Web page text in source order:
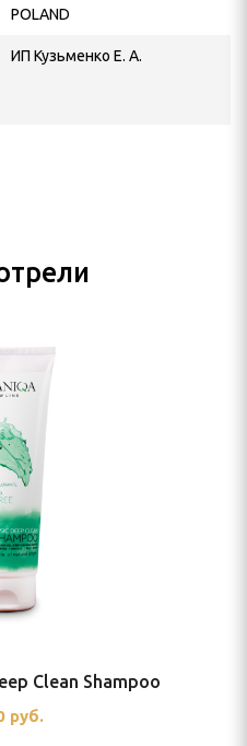
POLAND
ИП Кузьменко Е. А.
Clean Shampoo
руб.